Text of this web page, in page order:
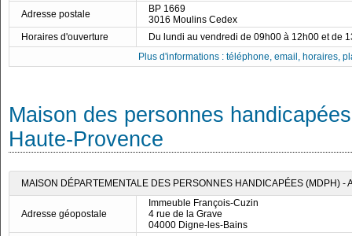
Adresse postale
BP 1669
3016 Moulins Cedex
Horaires d'ouverture
Du lundi au vendredi de 09h00 à 12h00 et de
Plus d'informations : téléphone, email, horaires,
Maison des personnes
Haute-Provence
MAISON DÉPARTEMENTALE DES PERSONNES HANDICAPÉES (MDPH) -
Adresse géopostale
Immeuble François-Cuzin
4 rue de la Grave
04000 Digne-les-Bains